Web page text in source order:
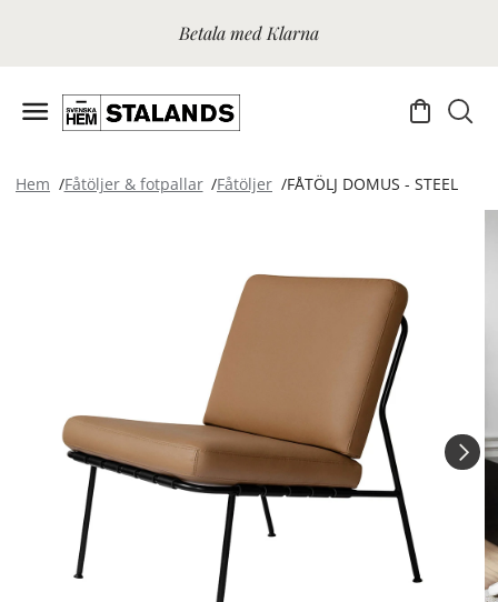
Betala med Klarna
Hem Fåtöljer & fotpallar Fåtöljer FÅTÖLJ DOMUS - STEEL